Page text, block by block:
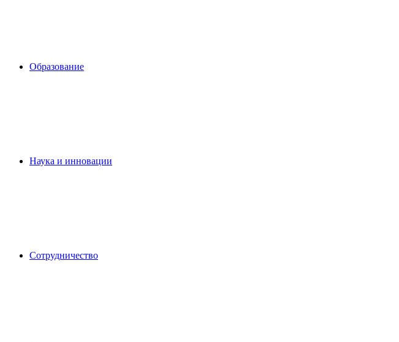
Образование
Наука и инновации
Сотрудничество